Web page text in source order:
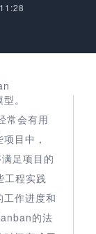
。
常会有用
目中，
足项目的
工程实践
作进度和
的法